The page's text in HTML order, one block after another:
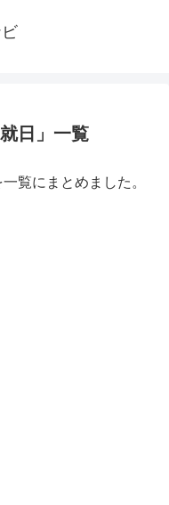
日」一覧
覧にまとめました。